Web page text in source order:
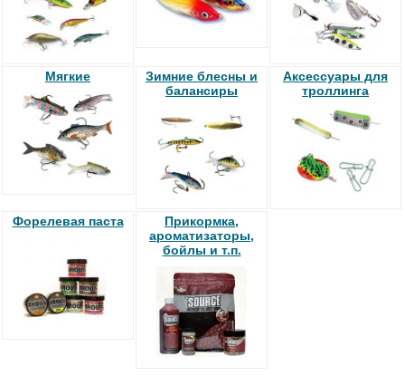
Мягкие
Зимние блесны и
балансиры
Аксессуары для
троллинга
Форелевая паста
Прикормка,
ароматизаторы,
бойлы и т.п.